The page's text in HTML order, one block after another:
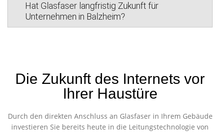
Hat Glasfaser langfristig Zukunft für
Unternehmen in Balzheim?
Die Zukunft des Internets vor
Ihrer Haustüre
Durch den direkten Anschluss an Glasfaser in Ihrem Gebäude
investieren Sie bereits heute in die Leitungstechnologie von